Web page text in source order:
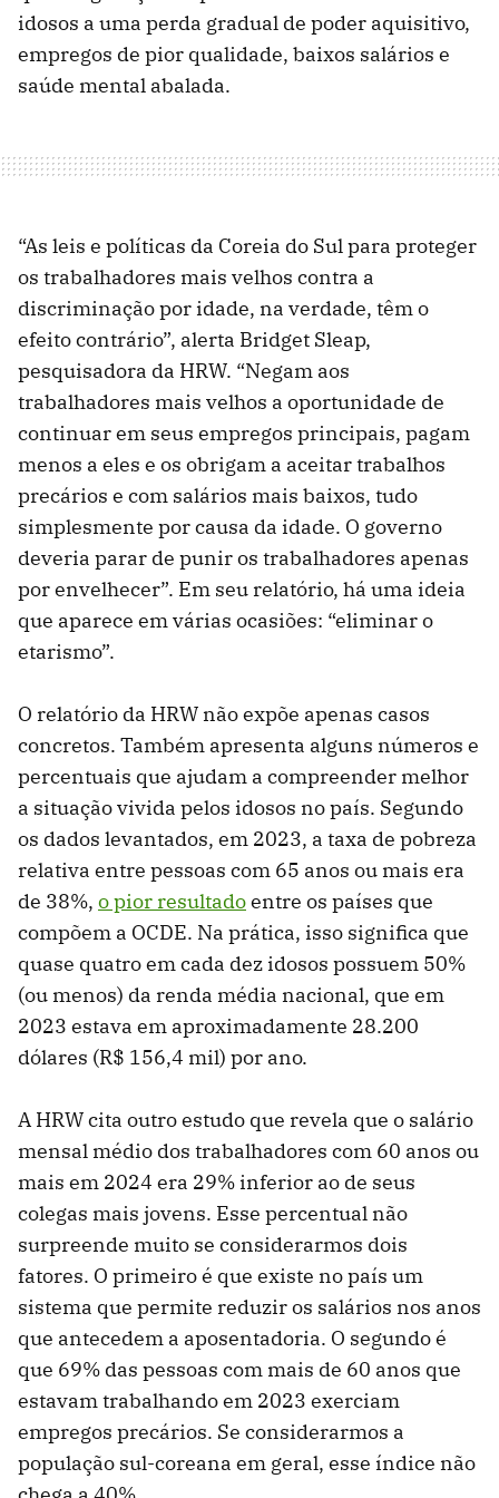
idosos a uma perda gradual de poder aquisitivo,
empregos de pior qualidade, baixos salários e
saúde mental abalada.
“As leis e políticas da Coreia do Sul para proteger
os trabalhadores mais velhos contra a
discriminação por idade, na verdade, têm o
efeito contrário”, alerta Bridget Sleap,
pesquisadora da HRW. “Negam aos
trabalhadores mais velhos a oportunidade de
continuar em seus empregos principais, pagam
menos a eles e os obrigam a aceitar trabalhos
precários e com salários mais baixos, tudo
simplesmente por causa da idade. O governo
deveria parar de punir os trabalhadores apenas
por envelhecer”. Em seu relatório, há uma ideia
que aparece em várias ocasiões: “eliminar o
etarismo”.
O relatório da HRW não expõe apenas casos
concretos. Também apresenta alguns números e
percentuais que ajudam a compreender melhor
a situação vivida pelos idosos no país. Segundo
os dados levantados, em 2023, a taxa de pobreza
relativa entre pessoas com 65 anos ou mais era
de 38%, o pior resultadoentre os países que
compõem a OCDE. Na prática, isso significa que
quase quatro em cada dez idosos possuem 50%
(ou menos) da renda média nacional, que em
2023 estava em aproximadamente 28.200
dólares (R$ 156,4 mil) por ano.
A HRW cita outro estudo que revela que o salário
mensal médio dos trabalhadores com 60 anos ou
mais em 2024 era 29% inferior ao de seus
colegas mais jovens. Esse percentual não
surpreende muito se considerarmos dois
fatores. O primeiro é que existe no país um
sistema que permite reduzir os salários nos anos
que antecedem a aposentadoria. O segundo é
que 69% das pessoas com mais de 60 anos que
estavam trabalhando em 2023 exerciam
empregos precários. Se considerarmos a
população sul-coreana em geral, esse índice não